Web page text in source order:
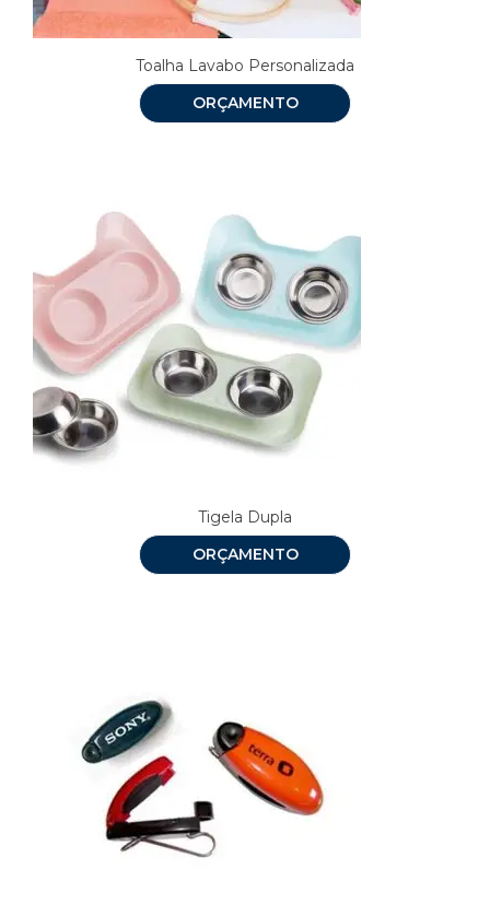
Toalha Lavabo Personalizada
ORÇAMENTO
Tigela Dupla
ORÇAMENTO